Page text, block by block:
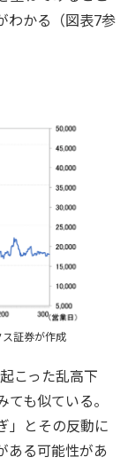
わかる（図表7参
証券が作成
こった乱高下
も似ている。
」とその反動に
ある可能性があ